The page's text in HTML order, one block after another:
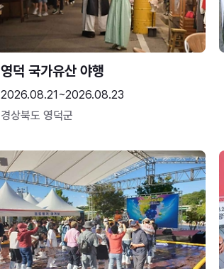
영덕 국가유산 야행
2026.08.21~2026.08.23
경상북도 영덕군